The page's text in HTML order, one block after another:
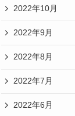
2022年10月
2022年9月
2022年8月
2022年7月
2022年6月